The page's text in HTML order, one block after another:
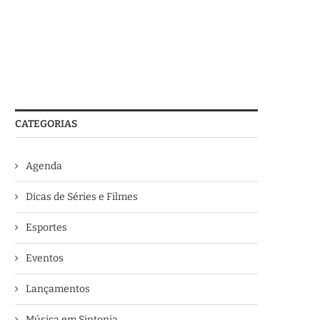
CATEGORIAS
Agenda
Dicas de Séries e Filmes
Esportes
Eventos
Lançamentos